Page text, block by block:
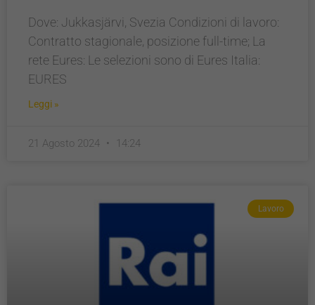
Dove: Jukkasjärvi, Svezia Condizioni di lavoro:
Contratto stagionale, posizione full-time; La
rete Eures: Le selezioni sono di Eures Italia:
EURES
Leggi »
21 Agosto 2024 14:24
Lavoro
del sito e non
possono
essere
disabilitati.